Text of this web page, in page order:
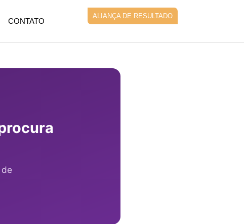
CONTATO
ALIANÇA DE RESULTADO